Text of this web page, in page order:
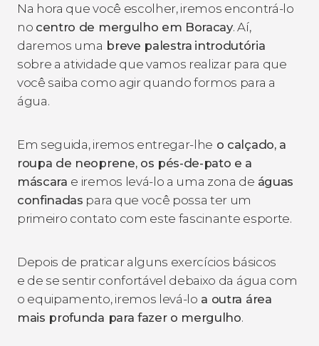
Na hora que você escolher, iremos encontrá-lo
no centro de mergulho em Boracay. Aí,
daremos uma breve palestra introdutória
sobre a atividade que vamos realizar para que
você saiba como agir quando formos para a
água.
Em seguida, iremos entregar-lhe o calçado, a
roupa de neoprene, os pés-de-pato e a
máscara e iremos levá-lo a uma zona de águas
confinadas para que você possa ter um
primeiro contato com este fascinante esporte.
Depois de praticar alguns exercícios básicos
e de se sentir confortável debaixo da água com
o equipamento, iremos levá-lo a outra área
mais profunda para fazer o mergulho.